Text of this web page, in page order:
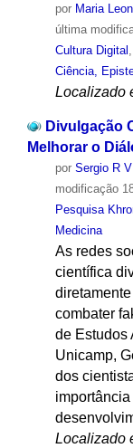
por Maria
última
Cultura Digital
Ciência,
Localizado
Divulgação
Melhorar o
por Sergio R
modificação
Pesquisa
Medicina
As redes
científica
combater
de Estudos
Unicamp,
dos
Localizado